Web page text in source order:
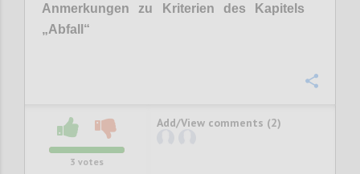
Anmerkungen zu Kriterien des Kapitels
„Abfall “
3 votes
Add/View comments (2)